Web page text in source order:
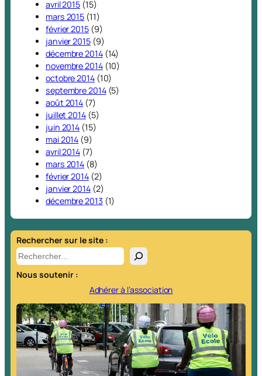
avril 2015 (15)
mars 2015 (11)
février 2015(9)
janvier 2015(9)
décembre 2014(14)
novembre 2014(10)
octobre 2014(10)
septembre 2014(5)
août 2014 (7)
juillet 2014(5)
juin 2014 (15)
mai 2014 (9)
avril 2014 (7)
mars 2014 (8)
février 2014(2)
janvier 2014(2)
décembre 2013 (1)
Rechercher sur le site :
R
e
c
e
c
h
e
r
Nous soutenir :
Adhérer à l’association